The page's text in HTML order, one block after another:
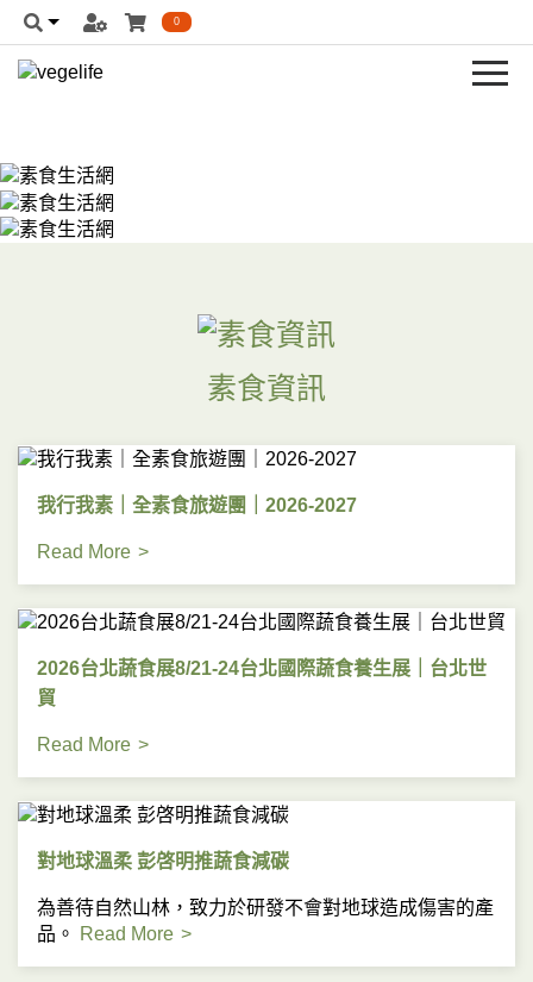
0
素食資訊
我行我素｜全素食旅遊團｜2026-2027
Read More
2026台北蔬食展8/21-24台北國際蔬食養生展｜台北世
貿
Read More
對地球溫柔 彭啓明推蔬食減碳
為善待自然山林，致力於研發不會對地球造成傷害的產
品。
Read More